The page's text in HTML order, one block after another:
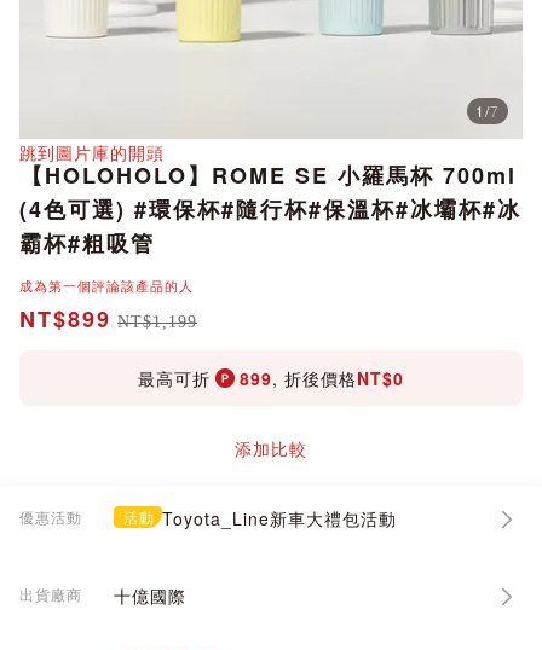
1/7
跳到圖片庫的開頭
分享
【HOLOHOLO】ROME SE 小羅馬杯 700ml
(4色可選) #環保杯#隨行杯#保溫杯#冰壩杯#冰
霸杯#粗吸管
成為第一個評論該產品的人
NT$899 NT$1,199
最高可折 899, 折後價格NT$0
添加比較
優惠活動 活動 Toyota_Line新車大禮包活動
出貨廠商 十億國際